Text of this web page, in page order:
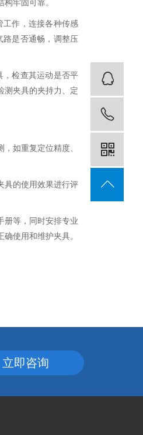
牢固可靠。
工作，连接各种传感
路是否通畅，调整压
，检查其运动是否平
测夹具的夹持力、定
如重复定位精度、
具的使用效果进行评
册等，同时安排专业
使用和维护夹具。
立即咨询